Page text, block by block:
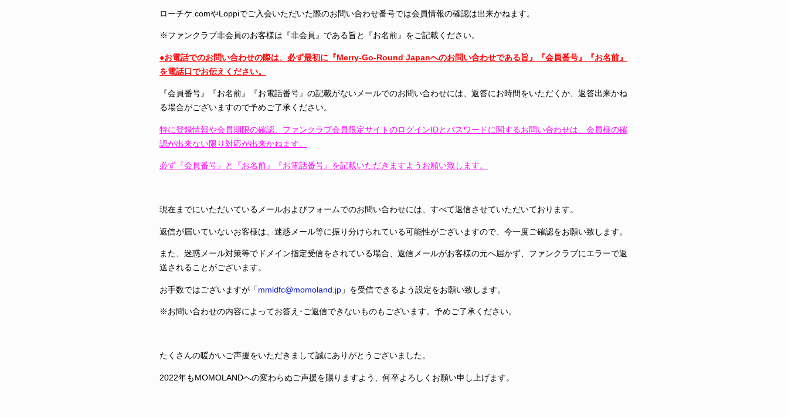
ローチケ.comやLoppiでご入会いただいた際のお問い合わせ番号では会員情報の確認は出来かねます。
※ファンクラブ非会員のお客様は『非会員』である旨と『お名前』をご記載ください。
●お電話でのお問い合わせの際は、必ず最初に『Merry-Go-Round Japanへのお問い合わせである旨』『会員番号』『お名前』
を電話口でお伝えください。
『会員番号』『お名前』『お電話番号』の記載がないメールでのお問い合わせには、返答にお時間をいただくか、返答出来かね
る場合がございますので予めご了承ください。
特に登録情報や会員期限の確認、ファンクラブ会員限定サイトのログインIDとパスワードに関するお問い合わせは、会員様の確
認が出来ない限り対応が出来かねます。
必ず『会員番号』と『お名前』『お電話番号』を記載いただきますようお願い致します。
現在までにいただいているメールおよびフォームでのお問い合わせには、すべて返信させていただいております。
返信が届いていないお客様は、迷惑メール等に振り分けられている可能性がございますので、今一度ご確認をお願い致します。
また、迷惑メール対策等でドメイン指定受信をされている場合、返信メールがお客様の元へ届かず、ファンクラブにエラーで返
送されることがございます。
お手数ではございますが「 mmldfc@momoland.jp 」を受信できるよう設定をお願い致します。
※お問い合わせの内容によってお答え･ご返信できないものもございます。予めご了承ください。
たくさんの暖かいご声援をいただきまして誠にありがとうございました。
2022年もMOMOLANDへの変わらぬご声援を賜りますよう、何卒よろしくお願い申し上げます。